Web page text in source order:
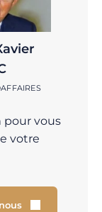
pour vous
votre